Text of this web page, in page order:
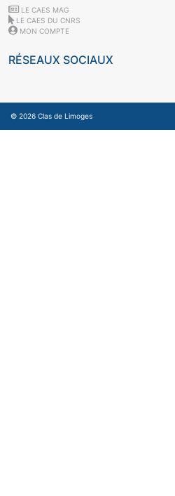
LE CAES MAG
LE CAES DU CNRS
MON COMPTE
RÉSEAUX SOCIAUX
© 2026 Clas de Limoges